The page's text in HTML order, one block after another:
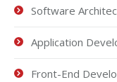
Software
Application
Front-End